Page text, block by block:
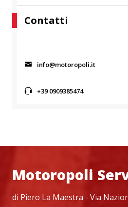
:Contatti
info@motoropoli.it
+39 0909385474
Motoropoli
di Piero La Maestra - Via